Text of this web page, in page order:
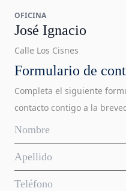
OFICINA
José Ignacio
Calle Los Cisnes
Formulario de
Completa el siguiente
contacto contigo a la